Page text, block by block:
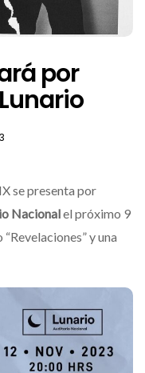
por
se presenta por
Nacionalel próximo 9
y una